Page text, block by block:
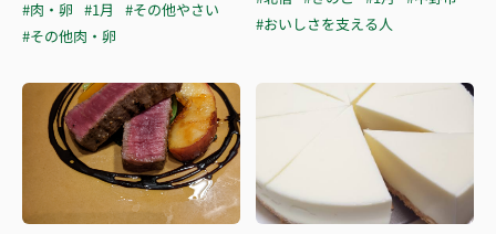
#肉・卵 #1月
#その他やさい
#その他肉・卵
#おいしさを支える人